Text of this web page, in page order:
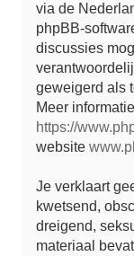
via de
phpBB-
discussies
geweigerd als
Meer
https://
website
Je verklaart
kwetsend,
dreigend,
materiaal